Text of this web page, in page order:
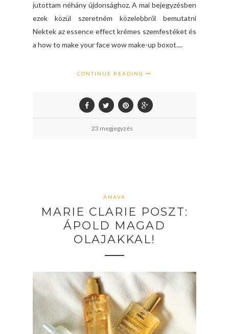
jutottam néhány újdonsághoz. A mai bejegyzésben
ezek közül szeretném közelebbről bemutatni
Nektek az essence effect krémes szemfestéket és
a how to make your face wow make-up boxot....
CONTINUE READING
23 megjegyzés
AHAVA
MARIE CLARIE POSZT:
ÁPOLD MAGAD
OLAJAKKAL!